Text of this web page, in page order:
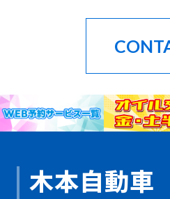
木本自動車